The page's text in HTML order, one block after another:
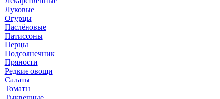
Луковые
Огурцы
Паслёновые
Патиссоны
Перцы
Подсолнечник
Пряности
Редкие овощи
Салаты
Томаты
Тыквенные